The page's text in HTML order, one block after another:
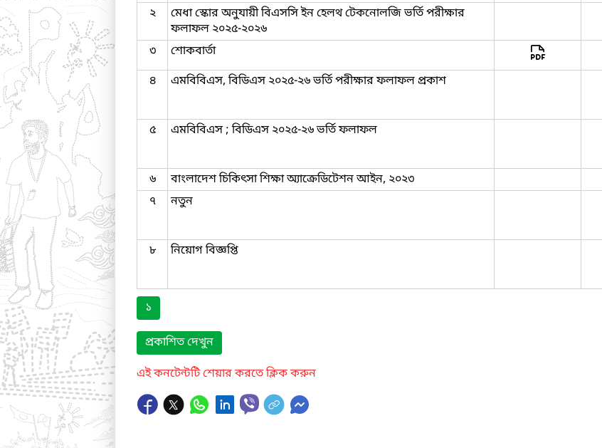
২
মেধা স্কোর অনুযায়ী বিএসসি ইন হেলথ টেকনোলজি ভর্তি পরীক্ষার
ফলাফল ২০২৫-২০২৬
৩ শোকবার্তা
৪
এমবিবিএস, বিডিএস ২০২৫-২৬ ভর্তি পরীক্ষার ফলাফল প্রকাশ
৫
এমবিবিএস ; বিডিএস ২০২৫-২৬ ভর্তি ফলাফল
৬
বাংলাদেশ চিকিৎসা শিক্ষা অ্যাক্রেডিটেশন আইন, ২০২৩
৭
নতুন
৮
নিয়োগ বিজ্ঞপ্তি
১
প্রকাশিত দেখুন
এই কনটেন্টটি শেয়ার করতে ক্লিক করুন